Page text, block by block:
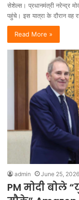
सेशेल्स। प्रधानमंत्री नरेन्द्र
पहुंचे। इस यात्रा के दौरान वह
Read More »
admin June 25, 2026
PM मोदी